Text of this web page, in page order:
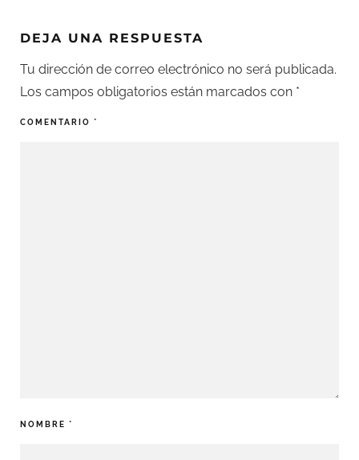
DEJA UNA RESPUESTA
Tu dirección de correo electrónico no será publicada.
Los campos obligatorios están marcados con *
COMENTARIO *
NOMBRE *